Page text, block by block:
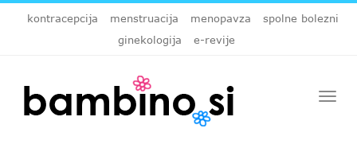
kontracepcija menstruacija menopavza
spolne bolezni
ginekologija
e-revije